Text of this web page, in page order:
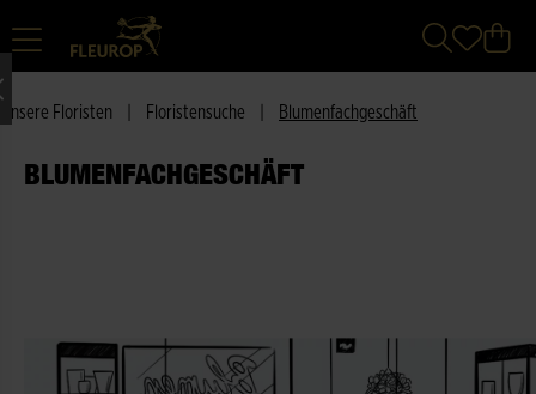
Unsere Floristen Floristensuche Blumenfachgeschäft
BLUMENFACHGESCHÄFT